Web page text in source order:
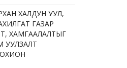
ХАЛДУН УУЛ,
ГАЗАР
ХАМГААЛАЛТЫГ
УУЛЗАЛТ